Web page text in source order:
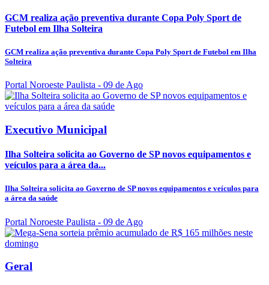
GCM realiza ação preventiva durante Copa Poly Sport de
Futebol em Ilha Solteira
GCM realiza ação preventiva durante Copa Poly Sport de Futebol em Ilha
Solteira
Portal Noroeste Paulista - 09 de Ago
Executivo Municipal
Ilha Solteira solicita ao Governo de SP novos equipamentos e
veículos para a área da...
Ilha Solteira solicita ao Governo de SP novos equipamentos e veículos para
a área da saúde
Portal Noroeste Paulista - 09 de Ago
Geral